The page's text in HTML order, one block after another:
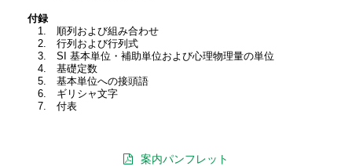
付録
1. 順列および組み合わせ
2. 行列および行列式
3. SI 基本単位・補助単位および心理物理量の単位
4. 基礎定数
5. 基本単位への接頭語
6. ギリシャ文字
7. 付表
案内パンフレット